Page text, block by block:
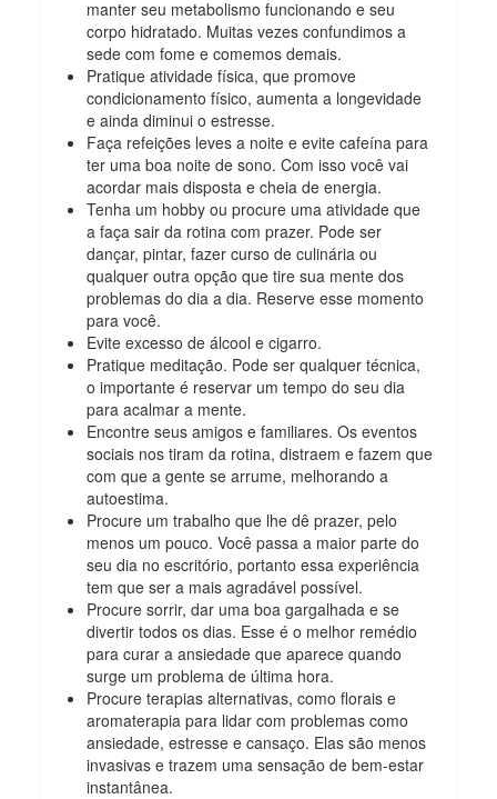
manter seu metabolismo funcionando e seu
corpo hidratado. Muitas vezes confundimos a
sede com fome e comemos demais.
Pratique atividade física, que promove
condicionamento físico, aumenta a longevidade
e ainda diminui o estresse.
Faça refeições leves a noite e evite cafeína para
ter uma boa noite de sono. Com isso você vai
acordar mais disposta e cheia de energia.
Tenha um hobby ou procure uma atividade que
a faça sair da rotina com prazer. Pode ser
dançar, pintar, fazer curso de culinária ou
qualquer outra opção que tire sua mente dos
problemas do dia a dia. Reserve esse momento
para você.
Evite excesso de álcool e cigarro.
Pratique meditação. Pode ser qualquer técnica,
o importante é reservar um tempo do seu dia
para acalmar a mente.
Encontre seus amigos e familiares. Os eventos
sociais nos tiram da rotina, distraem e fazem que
com que a gente se arrume, melhorando a
autoestima.
Procure um trabalho que lhe dê prazer, pelo
menos um pouco. Você passa a maior parte do
seu dia no escritório, portanto essa experiência
tem que ser a mais agradável possível.
Procure sorrir, dar uma boa gargalhada e se
divertir todos os dias. Esse é o melhor remédio
para curar a ansiedade que aparece quando
surge um problema de última hora.
Procure terapias alternativas, como florais e
aromaterapia para lidar com problemas como
ansiedade, estresse e cansaço. Elas são menos
invasivas e trazem uma sensação de bem-estar
instantânea.